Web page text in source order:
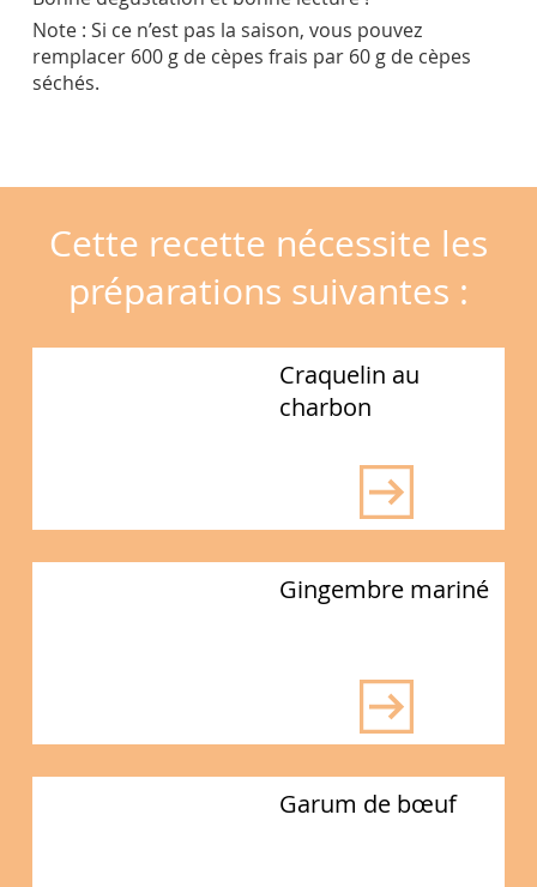
Note : Si ce n’est pas la saison, vous pouvez
remplacer 600 g de cèpes frais par 60 g de cèpes
séchés.
Cette recette nécessite les
préparations suivantes :
Craquelin au
charbon
Gingembre mariné
Garum de bœuf